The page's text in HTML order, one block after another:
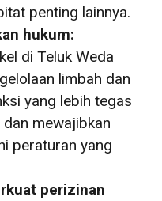
penting lainnya.
hukum:
di Teluk Weda
limbah dan
yang lebih tegas
mewajibkan
peraturan yang
perizinan